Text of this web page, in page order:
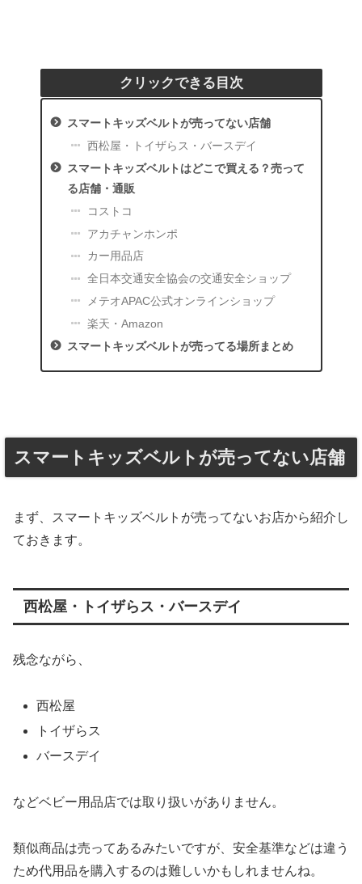
クリックできる目次
スマートキッズベルトが売ってない店舗
西松屋・トイザらス・バースデイ
スマートキッズベルトはどこで買える？売って
る店舗・通販
コストコ
アカチャンホンポ
カー用品店
全日本交通安全協会の交通安全ショップ
メテオAPAC公式オンラインショップ
楽天・Amazon
スマートキッズベルトが売ってる場所まとめ
スマートキッズベルトが売ってない店舗
まず、スマートキッズベルトが売ってないお店から紹介し
ておきます。
西松屋・トイザらス・バースデイ
残念ながら、
西松屋
トイザらス
バースデイ
などベビー用品店では取り扱いがありません。
類似商品は売ってあるみたいですが、安全基準などは違う
ため代用品を購入するのは難しいかもしれませんね。